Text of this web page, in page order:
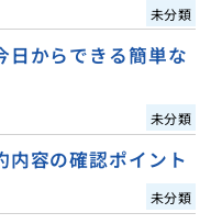
未分類
日からできる簡単な
未分類
内容の確認ポイント
未分類